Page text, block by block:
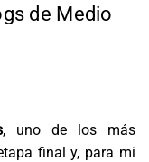
de Medio
, uno de los más
final y, para mi